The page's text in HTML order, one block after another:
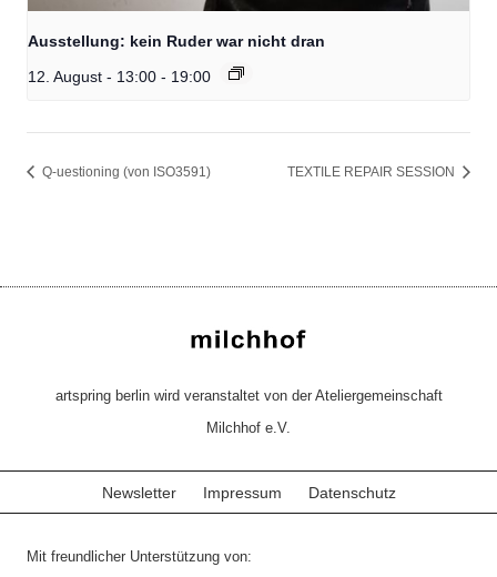
Ausstellung: kein Ruder war nicht dran
12. August - 13:00 - 19:00
Q-uestioning (von ISO3591) TEXTILE REPAIR SESSION
artspring berlin wird veranstaltet von der Ateliergemeinschaft
Milchhof e.V.
Newsletter Impressum Datenschutz
Mit freundlicher Unterstützung von: